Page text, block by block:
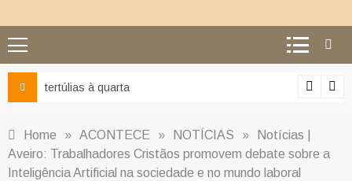
à quarta Ciência
Home » ACONTECE » NOTÍCIAS »
Notícias |
Aveiro: Trabalhadores Cristãos promovem debate sobre a
Inteligência Artificial na sociedade e no mundo laboral